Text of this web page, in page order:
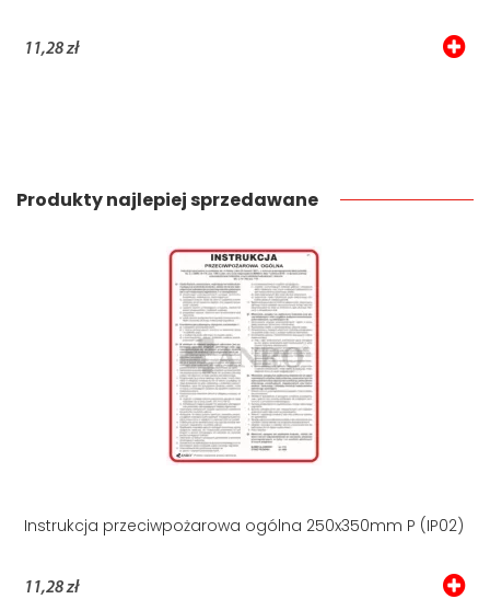
11,28 zł
Produkty najlepiej sprzedawane
Instrukcja przeciwpożarowa ogólna 250x350mm P (IP02)
11,28 zł